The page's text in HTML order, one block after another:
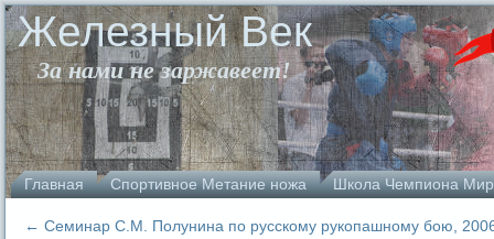
Железный Век
За нами не заржавеет!
Главная Спортивное Метание ножа Школа Чемпиона
← Семинар С.М. Полунина по русскому рукопашному бою,